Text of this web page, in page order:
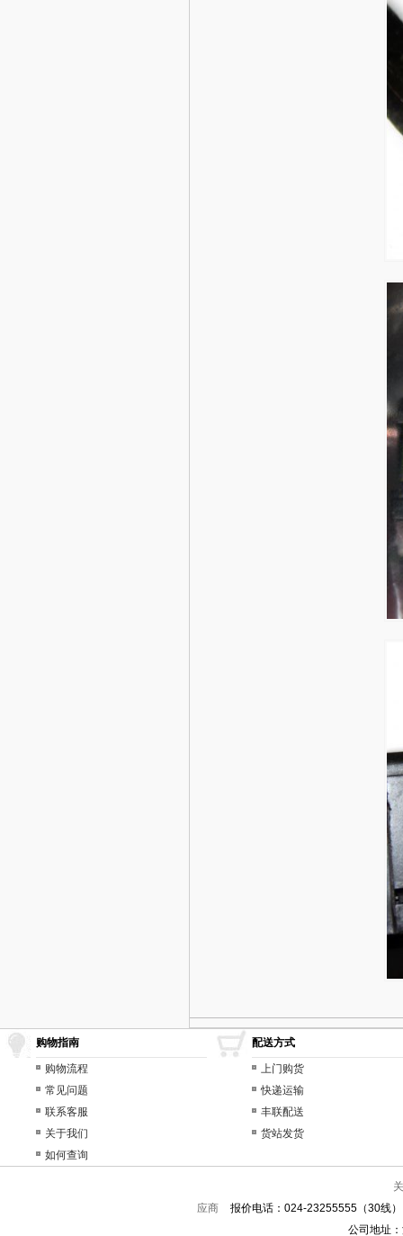
购物指南
购物流程
常见问题
联系客服
关于我们
如何查询
配送方式
上门购货
快递运输
丰联配送
货站发货
应商
报价电话：024-23255555（30线
公司地址